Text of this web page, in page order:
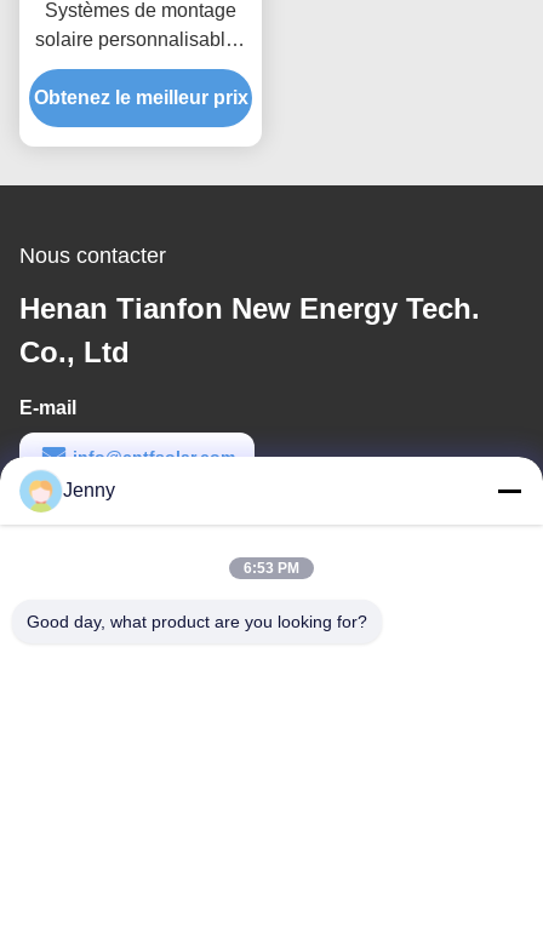
Systèmes de montage
solaire personnalisables
pour toiture, basés sur la
taille du panneau,
résistance à la pression
solutions galvanisées
Obtenez le meilleur prix
Nous contacter
Henan Tianfon New Energy Tech.
Co., Ltd
E-mail
info@cntfsolar.com
Temps de travail
Jenny
6:53 PM
Good day, what product are you looking for?